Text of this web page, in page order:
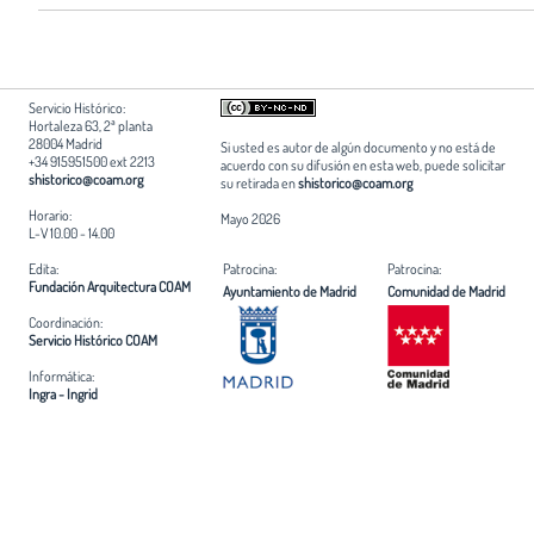
Servicio Histórico:
Hortaleza 63, 2ª planta
28004 Madrid
+34 915951500 ext 2213
shistorico@coam.org
Horario:
L-V 10.00 - 14.00
Si usted es autor de algún documento y no está de
acuerdo con su difusión en esta web, puede solicitar
su retirada enshistorico@coam.org
Mayo 2026
Edita:
Fundación Arquitectura COAM
Coordinación:
Servicio Histórico COAM
Informática:
Ingra - Ingrid
Patrocina:
Ayuntamiento de Madrid
Patrocina:
Comunidad de Madrid